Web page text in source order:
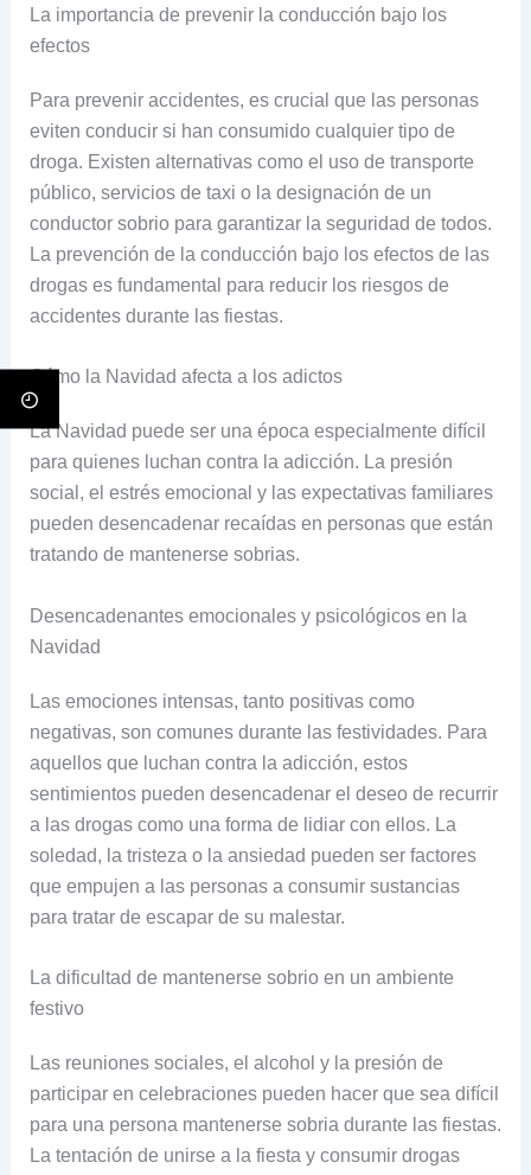
La importancia de prevenir la conducción bajo los
efectos
Para prevenir accidentes, es crucial que las personas
eviten conducir si han consumido cualquier tipo de
droga. Existen alternativas como el uso de transporte
público, servicios de taxi o la designación de un
conductor sobrio para garantizar la seguridad de todos.
La prevención de la conducción bajo los efectos de las
drogas es fundamental para reducir los riesgos de
accidentes durante las fiestas.
Cómo la Navidad afecta a los adictos
La Navidad puede ser una época especialmente difícil
para quienes luchan contra la adicción. La presión
social, el estrés emocional y las expectativas familiares
pueden desencadenar recaídas en personas que están
tratando de mantenerse sobrias.
Desencadenantes emocionales y psicológicos en la
Navidad
Las emociones intensas, tanto positivas como
negativas, son comunes durante las festividades. Para
aquellos que luchan contra la adicción, estos
sentimientos pueden desencadenar el deseo de recurrir
a las drogas como una forma de lidiar con ellos. La
soledad, la tristeza o la ansiedad pueden ser factores
que empujen a las personas a consumir sustancias
para tratar de escapar de su malestar.
La dificultad de mantenerse sobrio en un ambiente
festivo
Las reuniones sociales, el alcohol y la presión de
participar en celebraciones pueden hacer que sea difícil
para una persona mantenerse sobria durante las fiestas.
La tentación de unirse a la fiesta y consumir drogas